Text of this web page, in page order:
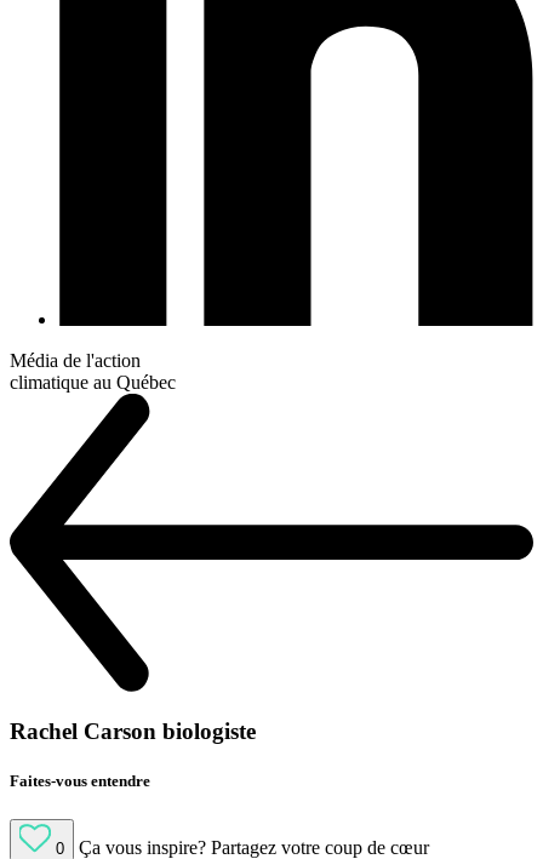
Média de l'action
climatique au Québec
Rachel Carson biologiste
Faites-vous entendre
0 Ça vous inspire? Partagez votre coup de cœur